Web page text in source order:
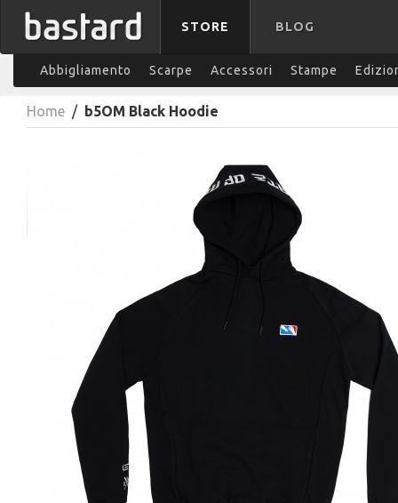
STORE BLOG
Abbigliamento Scarpe Accessori Stampe
Home / b5OM Black Hoodie